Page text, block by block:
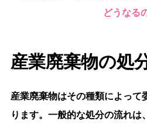
どうなる
産業廃棄物の処
産業廃棄物はその種類によって
ります。一般的な処分の流れ